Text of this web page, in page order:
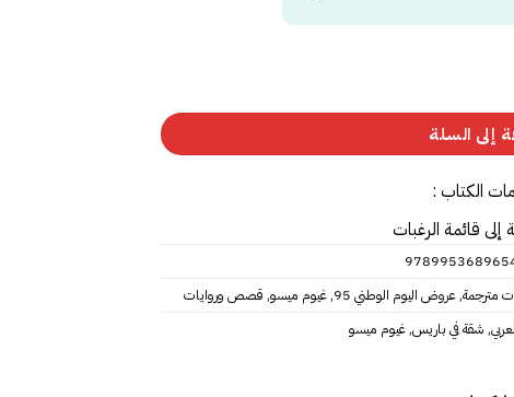
إلى السلة
الكتاب :
إلى قائمة الرغبات
مترجمة,عروض اليوم الوطني 95 ,غيوم ميسو, قصص وروايات
, شقة في باريس,غيوم ميسو